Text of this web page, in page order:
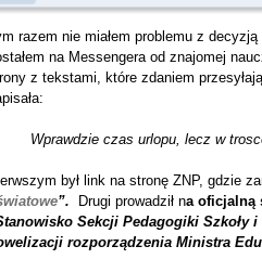
razem nie miałem problemu z
na Messengera od znajomej
z tekstami, które zdaniem
Wprawdzie czas urlopu, lecz w
był link na stronę ZNP, gdzie
”. Drugi prowadził na oficjalną
Sekcji Pedagogiki Szkoły
rozporządzenia Ministra